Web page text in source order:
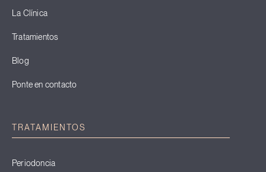
La Clínica
Tratamientos
Blog
Ponte en contacto
TRATAMIENTOS
Periodoncia